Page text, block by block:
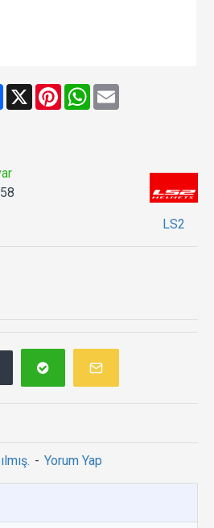
Facebook
X PinterestWhatsApp
Email
LS2
- Yorum Yap